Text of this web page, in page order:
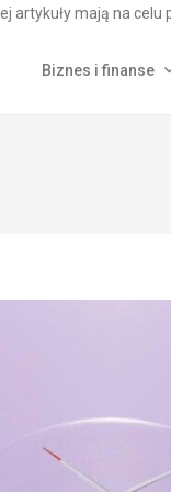
mają na
Biznes i finanse